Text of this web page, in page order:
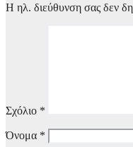
Η ηλ. διεύθυνση σας δεν
Σχόλιο *
Όνομα *